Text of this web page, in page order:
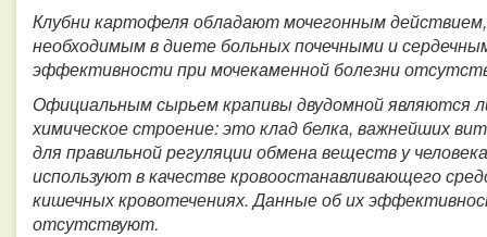
Клубни картофеля обладают мочегонным
необходимым в диете больных почечными и
эффективности при мочекаменной болезни
Официальным сырьем крапивы двудомной являются
химическое строение: это клад белка, важнейших
для правильной регуляции обмена веществ у
используют в качестве кровоостанавливающего
кишечных кровотечениях. Данные об их
отсутствуют.